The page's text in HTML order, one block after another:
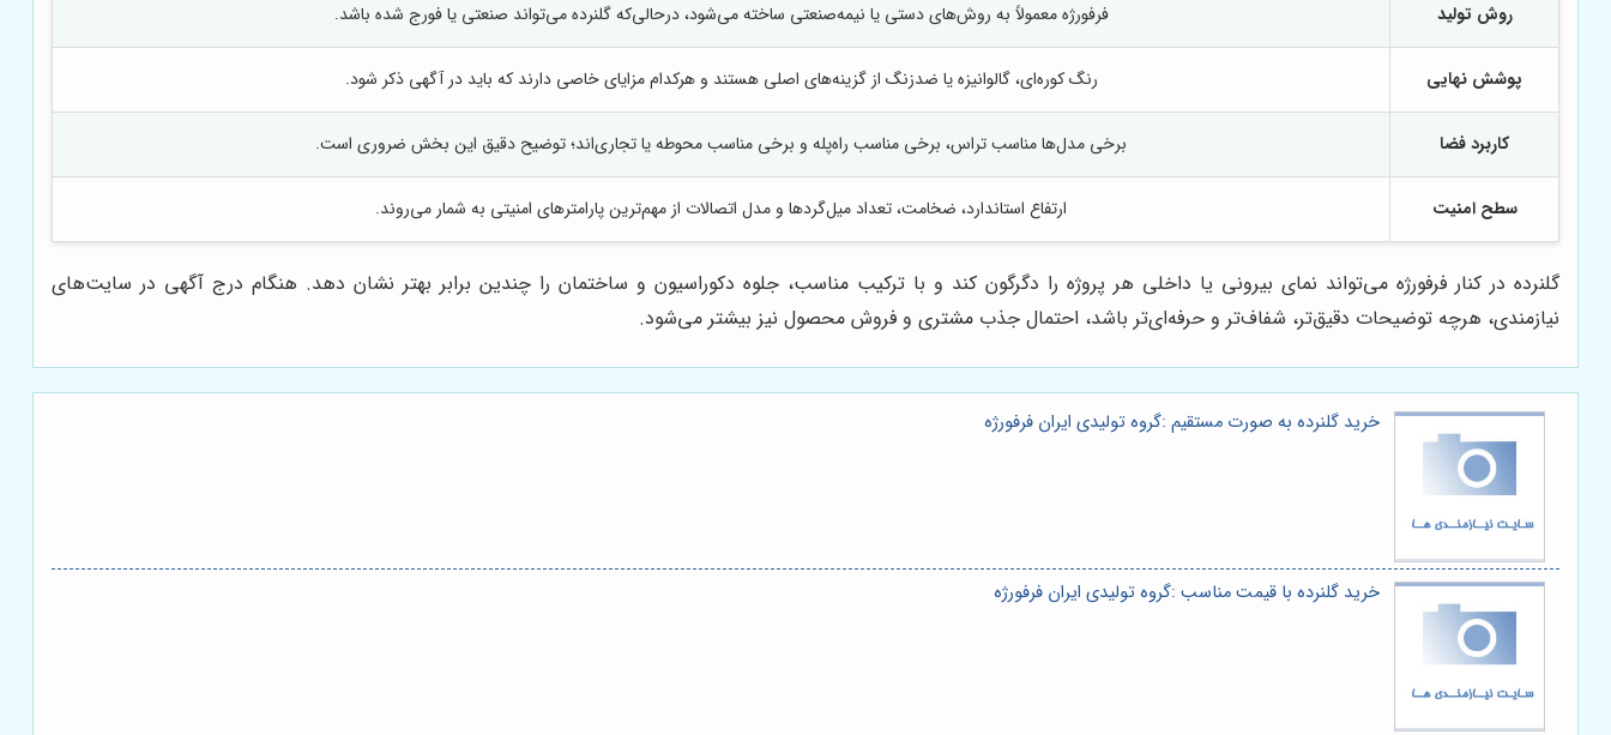
روش تولید فرفورژه معمولاً به روش‌های دستی یا نیمه‌صنعتی ساخته می‌شود، درحالی‌که گلنرده می‌تواند صنعتی یا فورج شده باشد.
پوشش نهایی رنگ کوره‌ای، گالوانیزه یا ضدزنگ از گزینه‌های اصلی هستند و هرکدام مزایای خاصی دارند که باید در آگهی ذکر شود.
کاربرد فضا برخی مدل‌ها مناسب تراس، برخی مناسب راه‌پله و برخی مناسب محوطه یا تجاری‌اند؛ توضیح دقیق این بخش ضروری است.
سطح امنیت ارتفاع استاندارد، ضخامت، تعداد میل‌گردها و مدل اتصالات از مهم‌ترین پارامترهای امنیتی به شمار می‌روند.
گلنرده در کنار فرفورژه می‌تواند نمای بیرونی یا داخلی هر پروژه را دگرگون کند و با ترکیب مناسب، جلوه دکوراسیون و ساختمان را چندین برابر بهتر نشان دهد. هنگام درج آگهی در سایت‌های
نیازمندی، هرچه توضیحات دقیق‌تر، شفاف‌تر و حرفه‌ای‌تر باشد، احتمال جذب مشتری و فروش محصول نیز بیشتر می‌شود.
خرید گلنرده به صورت مستقیم :گروه تولیدی ایران فرفورژه
خرید گلنرده با قیمت مناسب :گروه تولیدی ایران فرفورژه